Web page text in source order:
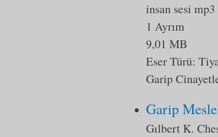
insan sesi mp3
1 Ayrım
9,01 MB
Eser Türü:
Garip
Garip
Gılbert K.